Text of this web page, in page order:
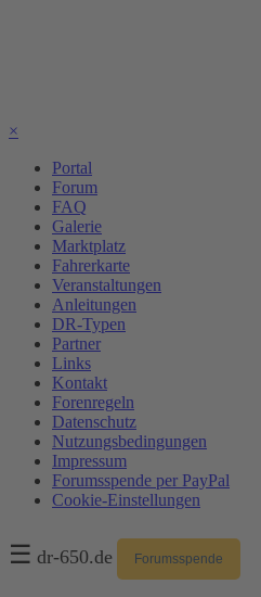
×
Portal
Forum
FAQ
Galerie
Marktplatz
Fahrerkarte
Veranstaltungen
Anleitungen
DR-Typen
Partner
Links
Kontakt
Forenregeln
Datenschutz
Nutzungsbedingungen
Impressum
Forumsspende per PayPal
Cookie-Einstellungen
☰ dr-650.de Forumsspende